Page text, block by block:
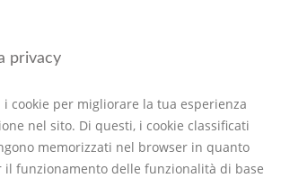
privacy
cookie per migliorare la tua esperienza
nel sito. Di questi, i cookie classificati
memorizzati nel browser in quanto
il funzionamento delle funzionalità di base